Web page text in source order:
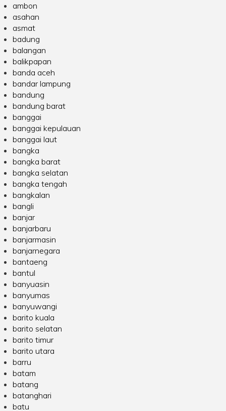
ambon
asahan
asmat
badung
balangan
balikpapan
banda aceh
bandar lampung
bandung
bandung barat
banggai
banggai kepulauan
banggai laut
bangka
bangka barat
bangka selatan
bangka tengah
bangkalan
bangli
banjar
banjarbaru
banjarmasin
banjarnegara
bantaeng
bantul
banyuasin
banyumas
banyuwangi
barito kuala
barito selatan
barito timur
barito utara
barru
batam
batang
batanghari
batu